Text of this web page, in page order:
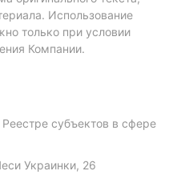
Использование
только при условии
Компании.
субъектов в сфере
Украинки, 26